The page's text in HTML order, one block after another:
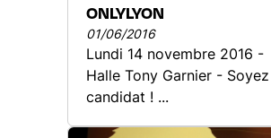
ONLYLYON
01/06/2016
Lundi 14 novembre 2016 -
Halle Tony Garnier - Soyez
candidat ! ...